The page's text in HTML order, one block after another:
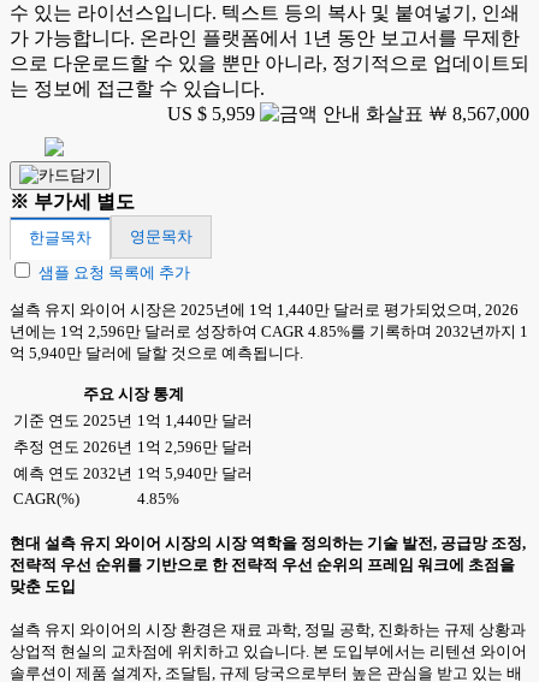
수 있는 라이선스입니다. 텍스트 등의 복사 및 붙여넣기, 인쇄
가 가능합니다. 온라인 플랫폼에서 1년 동안 보고서를 무제한
으로 다운로드할 수 있을 뿐만 아니라, 정기적으로 업데이트되
는 정보에 접근할 수 있습니다.
US $ 5,959
￦ 8,567,000
※ 부가세 별도
한글목차
영문목차
샘플 요청 목록에 추가
설측 유지 와이어 시장은 2025년에 1억 1,440만 달러로 평가되었으며, 2026
년에는 1억 2,596만 달러로 성장하여 CAGR 4.85%를 기록하며 2032년까지 1
억 5,940만 달러에 달할 것으로 예측됩니다.
주요 시장 통계
기준 연도 2025년 1억 1,440만 달러
추정 연도 2026년 1억 2,596만 달러
예측 연도 2032년 1억 5,940만 달러
CAGR(%)
4.85%
현대 설측 유지 와이어 시장의 시장 역학을 정의하는 기술 발전, 공급망 조정,
전략적 우선 순위를 기반으로 한 전략적 우선 순위의 프레임 워크에 초점을
맞춘 도입
설측 유지 와이어의 시장 환경은 재료 과학, 정밀 공학, 진화하는 규제 상황과
상업적 현실의 교차점에 위치하고 있습니다. 본 도입부에서는 리텐션 와이어
솔루션이 제품 설계자, 조달팀, 규제 당국으로부터 높은 관심을 받고 있는 배